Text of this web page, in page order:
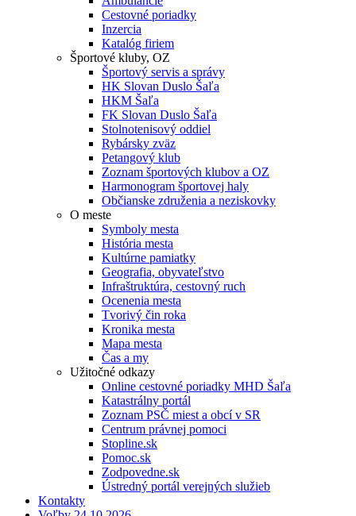
Cestovné poriadky
Inzercia
Katalóg firiem
Športové kluby, OZ
Športový servis a správy
HK Slovan Duslo Šaľa
HKM Šaľa
FK Slovan Duslo Šaľa
Stolnotenisový oddiel
Rybársky zväz
Petangový klub
Zoznam športových klubov a OZ
Harmonogram športovej haly
Občianske združenia a neziskovky
O meste
Symboly mesta
História mesta
Kultúrne pamiatky
Geografia, obyvateľstvo
Infraštruktúra, cestovný ruch
Ocenenia mesta
Tvorivý čin roka
Kronika mesta
Mapa mesta
Čas a my
Užitočné odkazy
Online cestovné poriadky MHD Šaľa
Katastrálny portál
Zoznam PSČ miest a obcí v SR
Centrum právnej pomoci
Stopline.sk
Pomoc.sk
Zodpovedne.sk
Ústredný portál verejných služieb
Kontakty